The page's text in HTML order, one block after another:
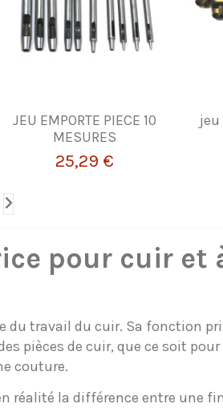
JEU EMPORTE PIECE 10
MESURES
25,29 €
jeu
pour cuir et
du travail du cuir. Sa fonction
pièces de cuir, que ce soit
couture.
réalité la différence entre une